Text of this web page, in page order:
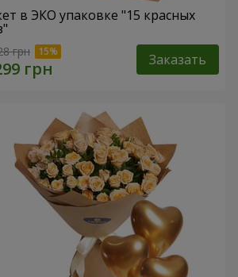
в ЭКО упаковке "15 красных
грн Заказать